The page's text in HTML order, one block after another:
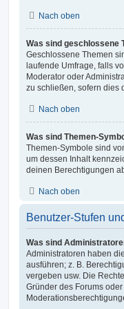
Nach oben
Was sind geschlossene
Geschlossene Themen
laufende Umfrage, falls
Moderator oder
zu schließen, sofern dies
Nach oben
Was sind Themen-
Themen-Symbole sind
um dessen Inhalt
deinen Berechtigungen
Nach oben
Benutzer-Stufen
Was sind
Administratoren haben
ausführen; z. B.
vergeben usw. Die
Gründer des Forums